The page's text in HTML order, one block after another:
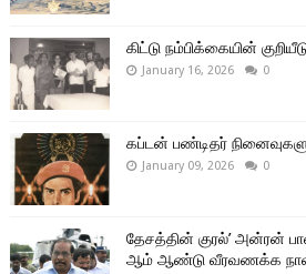
கிட்டு நம்பிக்கையின்
January 16, 2026 0
கப்டன் பண்டிதர்
January 09, 2026 0
தேசத்தின் குரல்’ அன்ரன்
ஆம் ஆண்டு வீரவணக்க